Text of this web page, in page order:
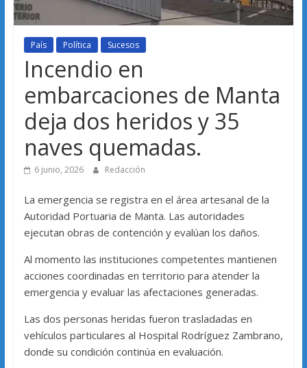
País Política Sucesos
Incendio en
embarcaciones de Manta
deja dos heridos y 35
naves quemadas.
6 junio, 2026 Redacción
La emergencia se registra en el área artesanal de la
Autoridad Portuaria de Manta. Las autoridades
ejecutan obras de contención y evalúan los daños.
Al momento las instituciones competentes mantienen
acciones coordinadas en territorio para atender la
emergencia y evaluar las afectaciones generadas.
Las dos personas heridas fueron trasladadas en
vehículos particulares al Hospital Rodríguez Zambrano,
donde su condición continúa en evaluación.